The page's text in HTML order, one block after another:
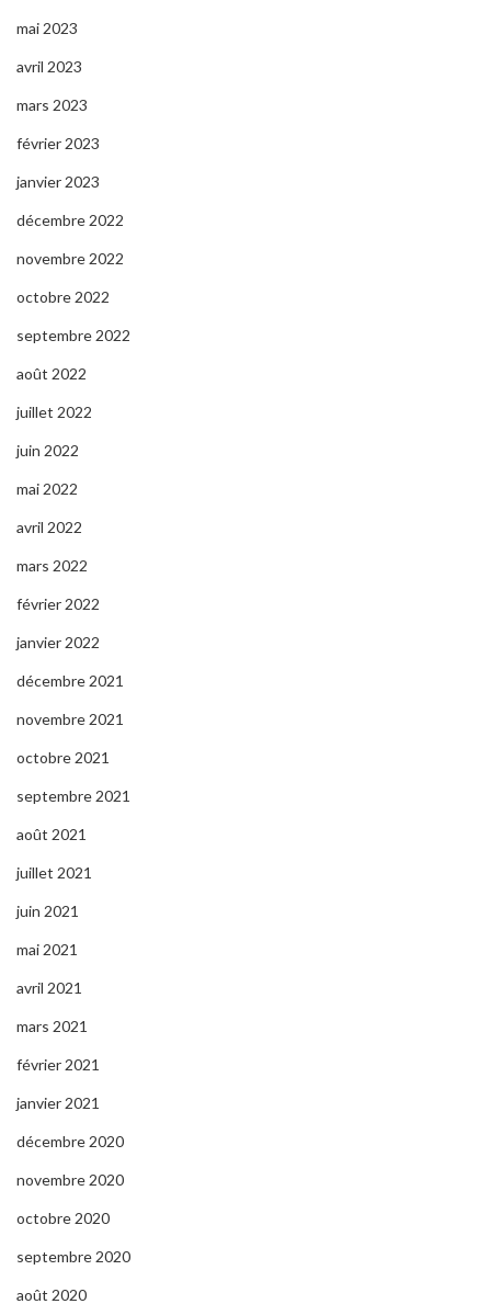
mai 2023
avril 2023
mars 2023
février 2023
janvier 2023
décembre 2022
novembre 2022
octobre 2022
septembre 2022
août 2022
juillet 2022
juin 2022
mai 2022
avril 2022
mars 2022
février 2022
janvier 2022
décembre 2021
novembre 2021
octobre 2021
septembre 2021
août 2021
juillet 2021
juin 2021
mai 2021
avril 2021
mars 2021
février 2021
janvier 2021
décembre 2020
novembre 2020
octobre 2020
septembre 2020
août 2020